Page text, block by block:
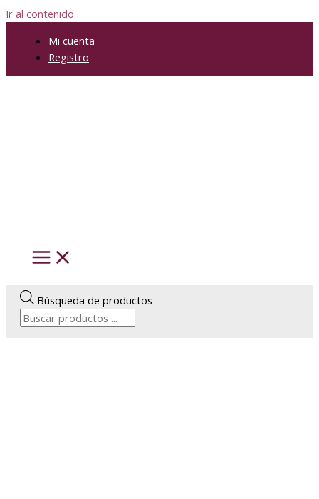
Ir al contenido
Mi cuenta
Registro
Búsqueda de productos